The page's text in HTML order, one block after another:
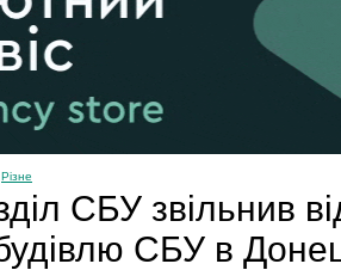
Різне
СБУ звільнив
СБУ в